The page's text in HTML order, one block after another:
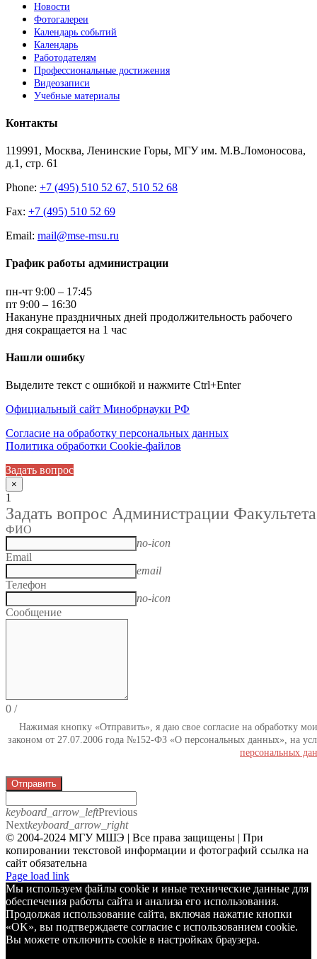
Новости
Фотогалереи
Календарь событий
Календарь
Работодателям
Профессиональные достижения
Видеозаписи
Учебные материалы
Контакты
119991, Москва, Ленинские Горы, МГУ им. М.В.Ломоносова,
д.1, стр. 61
Phone: +7 (495) 510 52 67, 510 52 68
Fax: +7 (495) 510 52 69
Email: mail@mse-msu.ru
График работы администрации
пн-чт 9:00 – 17:45
пт 9:00 – 16:30
Накануне праздничных дней продолжительность рабочего
дня сокращается на 1 час
Нашли ошибку
Выделите текст с ошибкой и нажмите Ctrl+Enter
Официальный сайт Минобрнауки РФ
Согласие на обработку персональных данных
Политика обработки Cookie-файлов
Задать вопрос
×
1
Задать вопрос Администрации Факультета
ФИО
no-icon
Email
email
Телефон
no-icon
Сообщение
0 /
Нажимая кнопку «Отправить», я даю свое согласие на обработку
законом от 27.07.2006 года №152-ФЗ «О персональных данных», на
персональных
Отправить
keyboard_arrow_leftPrevious
Nextkeyboard_arrow_right
© 2004-2024 МГУ МШЭ | Все права защищены | При
копировании текстовой информации и фотографий ссылка на
сайт обязательна
Telegram
Page load link
Мы используем файлы cookie и иные технические данные для
обеспечения работы сайта и анализа его использования.
Продолжая использование сайта, включая нажатие кнопки
«OK», вы подтверждаете согласие с использованием cookie.
Вы можете отключить cookie в настройках браузера.